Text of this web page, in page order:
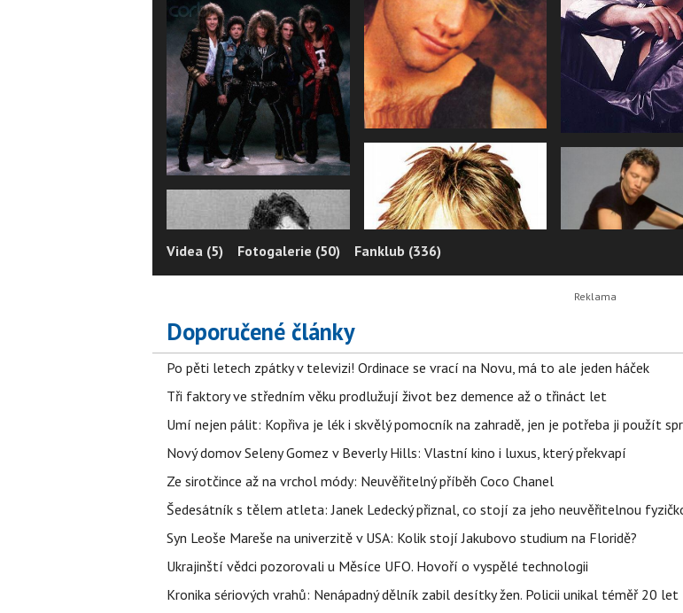
Videa (5) Fotogalerie (50) Fanklub (336)
Doporučené články
Po pěti letech zpátky v televizi! Ordinace se vrací na Novu, má to ale jeden háček
Tři faktory ve středním věku prodlužují život bez demence až o třináct let
Umí nejen pálit: Kopřiva je lék i skvělý pomocník na zahradě, jen je potřeba ji použít
Nový domov Seleny Gomez v Beverly Hills: Vlastní kino i luxus, který překvapí
Ze sirotčince až na vrchol módy: Neuvěřitelný příběh Coco Chanel
Šedesátník s tělem atleta: Janek Ledecký přiznal, co stojí za jeho neuvěřitelnou
Syn Leoše Mareše na univerzitě v USA: Kolik stojí Jakubovo studium na Floridě?
Ukrajinští vědci pozorovali u Měsíce UFO. Hovoří o vyspělé technologii
Kronika sériových vrahů: Nenápadný dělník zabil desítky žen. Policii unikal téměř 20 let